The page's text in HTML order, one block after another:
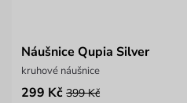
Náušnice Qupia Silver
kruhové náušnice
299 Kč 399 Kč